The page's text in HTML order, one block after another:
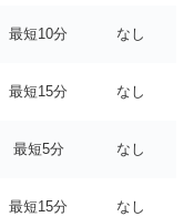
最短10分 なし
最短15分 なし
最短5分 なし
最短15分 なし